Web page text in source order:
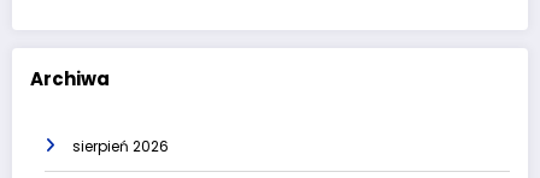
Archiwa
sierpień 2026